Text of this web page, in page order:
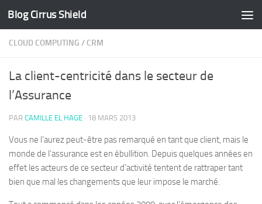
Skip to content
Blog Cirrus Shield
CLOUD COMPUTING / CRM
La client-centricité dans le secteur de
l’Assurance
PAR CAMILLE EL HAGE · 18 MARS 2013
Vous ne l’aurez peut-être pas remarqué en tant que client, mais le
monde de l’assurance est en ébullition. Depuis quelques années en
effet les acteurs de ce secteur d’activité tentent de rattraper tant
bien que mal les changements que leur impose le marché.